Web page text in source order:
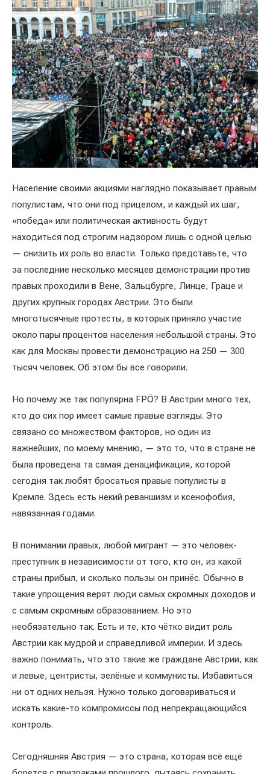
Население своими акциями наглядно показывает правым
популистам, что они под прицелом, и каждый их шаг,
«победа» или политическая активность будут
находиться под строгим надзором лишь с одной целью
— снизить их роль во власти. Только представьте, что
за последние несколько месяцев демонстрации против
правых проходили в Вене, Зальцбурге, Линце, Граце и
других крупных городах Австрии. Это были
многотысячные протесты, в которых приняло участие
около пары процентов населения небольшой страны. Это
как для Москвы провести демонстрацию на 250 — 300
тысяч человек. Об этом бы все говорили.
Но почему же так популярна FPÖ? В Австрии много тех,
кто до сих пор имеет самые правые взгляды. Это
связано со множеством факторов, но один из
важнейших, по моему мнению, — это то, что в стране не
была проведена та самая денацификация, которой
сегодня так любят бросаться правые популисты в
Кремле. Здесь есть некий реваншизм и ксенофобия,
навязанная годами.
В понимании правых, любой мигрант — это человек-
преступник в независимости от того, кто он, из какой
страны прибыл, и сколько пользы он принёс. Обычно в
такие упрощения верят люди самых скромных доходов и
с самым скромным образованием. Но это
необязательно так. Есть и те, кто чётко видит роль
Австрии как мудрой и справедливой империи. И здесь
важно понимать, что это такие же граждане Австрии, как
и левые, центристы, зелёные и коммунисты. Избавиться
ни от одних нельзя. Нужно только договариваться и
искать какие-то компромиссы под непрекращающийся
контроль.
Сегодняшняя Австрия — это страна, которая всё ещё